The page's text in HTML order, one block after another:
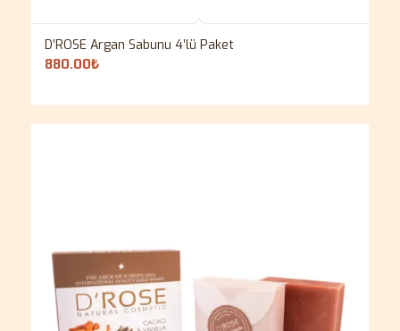
D’ROSE Argan Sabunu 4’lü Paket
880.00₺